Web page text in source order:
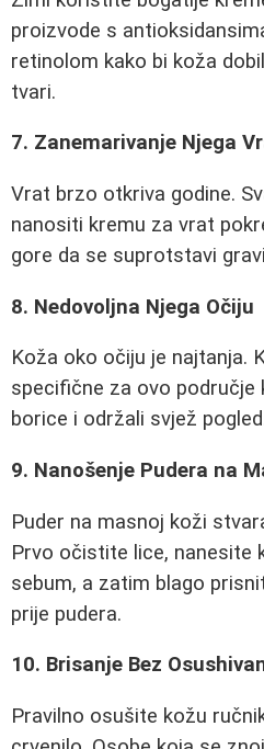
proizvode s
retinolom kako bi koža
tvari.
7. Zanemarivanje Njega
Vrat brzo otkriva godine.
nanositi kremu za vrat
gore da se suprotstavi
8. Nedovoljna Njega Očiju
Koža oko očiju je najtanja.
specifične za ovo područje
borice i održali svjež
9. Nanošenje Pudera na
Puder na masnoj koži
Prvo očistite lice, nanesite
sebum, a zatim blago
prije pudera.
10. Brisanje Bez
Pravilno osušite kožu